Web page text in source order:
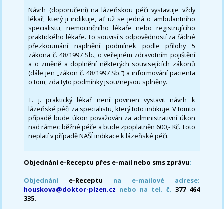
Návrh (doporučení) na lázeňskou péči vystavuje vždy
lékař, který ji indikuje, ať už se jedná o ambulantního
specialistu, nemocničního lékaře nebo registrujícího
praktického lékaře. To souvisí s odpovědností za řádné
přezkoumání naplnění podmínek podle přílohy 5
zákona č. 48/1997 Sb., o veřejném zdravotním pojištění
a o změně a doplnění některých souvisejících zákonů
(dále jen „zákon č. 48/1997 Sb.“) a informování pacienta
o tom, zda tyto podmínky jsou/nejsou splněny.
T. j. praktický lékař není povinen vystavit návrh k
lázeňské péči za specialistu, který toto indikuje. V tomto
případě bude úkon považován za administrativní úkon
nad rámec běžné péče a bude zpoplatněn 600,- Kč. Toto
neplatí v případě NAŠÍ indikace k lázeňské péči.
Objednání e-Receptu přes e-mail nebo sms zprávu:
Objednání e-Receptu na e-mailové adrese:
houskova@doktor-plzen.cz nebo na tel. č. 377 464
335.